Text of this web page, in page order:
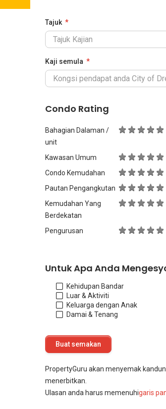
Tajuk
Kaji semula
Condo Rating
Bahagian Dalaman /
unit
Kawasan Umum
Condo Kemudahan
Pautan Pengangkutan
Kemudahan Yang
Berdekatan
Pengurusan
Untuk Apa Anda
Kehidupan Bandar
Luar & Aktiviti
Keluarga dengan Anak
Damai & Tenang
PropertyGuru akan menyemak
menerbitkan.
Ulasan anda harus memenuhigaris